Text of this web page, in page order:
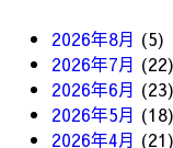
2026年8月 (5)
2026年7月 (22)
2026年6月 (23)
2026年5月 (18)
2026年4月 (21)